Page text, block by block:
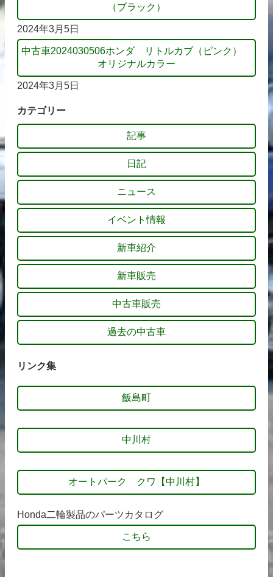
（ブラック）
2024年3月5日
中古車2024030506ホンダ リトルカブ（ピンク）
オリジナルカラー
2024年3月5日
カテゴリー
記事
日記
ニュース
イベント情報
新車紹介
新車販売
中古車販売
過去の中古車
リンク集
飯島町
中川村
オートパーク クワ【中川村】
Honda二輪製品のパーツカタログ
こちら